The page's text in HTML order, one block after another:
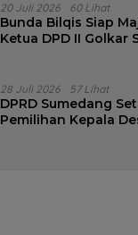
20 Juli 2026 60 Lihat
Bunda Bilqis Siap
Ketua DPD II Golkar
28 Juli 2026 57 Lihat
DPRD Sumedang
Pemilihan Kepala